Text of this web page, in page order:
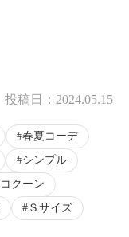
投稿日： 2024.05.15
春夏コーデ
シンプル
コクーン
Ｓサイズ